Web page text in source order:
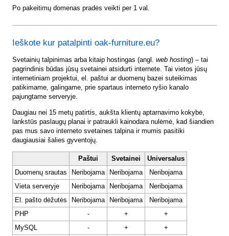
Po pakeitimų domenas pradės veikti per 1 val.
Ieškote kur patalpinti oak-furniture.eu?
Svetainių talpinimas arba kitaip hostingas (angl. web hosting) – tai
pagrindinis būdas jūsų svetainei atsidurti internete. Tai vietos jūsų
internetiniam projektui, el. paštui ar duomenų bazei suteikimas
patikimame, galingame, prie spartaus interneto ryšio kanalo
pajungtame serveryje.
Daugiau nei 15 metų patirtis, aukšta klientų aptarnavimo kokybė,
lankstūs paslaugų planai ir patraukli kainodara nulėmė, kad šiandien
pas mus savo interneto svetaines talpina ir mumis pasitiki
daugiausiai šalies gyventojų.
Paštui Svetainei
Universalus
Duomenų srautas
Neribojama Neribojama
Neribojama
Vieta serveryje
Neribojama Neribojama
Neribojama
El. pašto dėžutės
Neribojama Neribojama
Neribojama
PHP
- +
+
MySQL
- +
+